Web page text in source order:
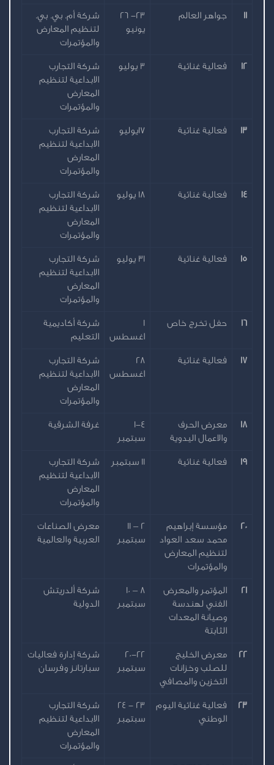
11 جواهر العالم
23- 26
يونيو
شركة أم. بي. بي.
لتنظيم المعارض
والمؤتمرات
12 فعالية غنائية 3 يوليو
شركة التجارب
الابداعية لتنظيم
المعارض
والمؤتمرات
13 فعالية غنائية 17يوليو
شركة التجارب
الابداعية لتنظيم
المعارض
والمؤتمرات
14 فعالية غنائية 18 يوليو
شركة التجارب
الابداعية لتنظيم
المعارض
والمؤتمرات
15 فعالية غنائية 31 يوليو
شركة التجارب
الابداعية لتنظيم
المعارض
والمؤتمرات
16 حفل تخرج خاص
1
اغسطس
شركة أكاديمية
التعليم
17 فعالية غنائية
28
اغسطس
شركة التجارب
الابداعية لتنظيم
المعارض
والمؤتمرات
18
معرض الحرف
والاعمال اليدوية
1-4
سبتمبر
غرفة الشرقية
19 فعالية غنائية 11 سبتمبر
شركة التجارب
الابداعية لتنظيم
المعارض
والمؤتمرات
20
مؤسسة إبراهيم
محمد سعد العواد
لتنظيم المعارض
والمؤتمرات
2 – 11
سبتمبر
معرض الصناعات
العربية والعالمية
21
المؤتمر والمعرض
الفني لهندسة
وصيانة المعدات
الثابتة
8 – 10
سبتمبر
شركة ألدريتش
الدولية
22
معرض الخليج
للصلب وخزانات
التخزين والمصافي
20-22
سبتمبر
شركة إدارة فعاليات
سبارتانز وفرسان
23
فعالية غنائية اليوم
الوطني
23 - 24
سبتمبر
شركة التجارب
الابداعية لتنظيم
المعارض
والمؤتمرات